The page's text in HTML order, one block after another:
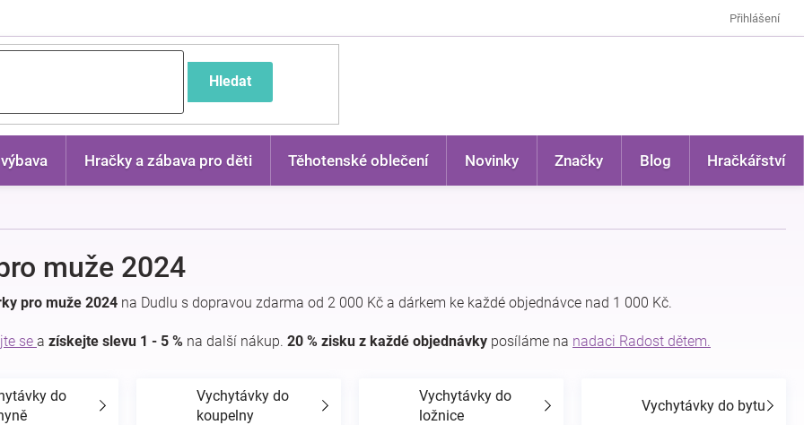
Přihlášení
Hledat
Hračky a zábava pro děti Těhotenské oblečení Novinky Značky Blog Hračkářství
muže 2024
pro muže 2024 na Dudlu s dopravou zdarma od 2 000 Kč a dárkem ke každé objednávce nad 1 000 Kč.
se a získejte slevu 1 - 5 % na další nákup. 20 % zisku z každé objednávky posíláme na nadaci Radost dětem.
do
Vychytávky do
koupelny
Vychytávky do
ložnice
Vychytávky do bytu